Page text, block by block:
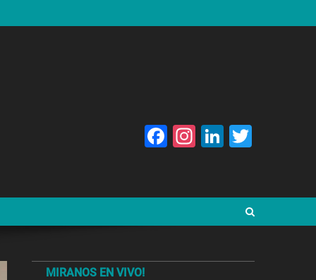
Facebook
Instagram
LinkedIn
MIRANOS EN VIVO!